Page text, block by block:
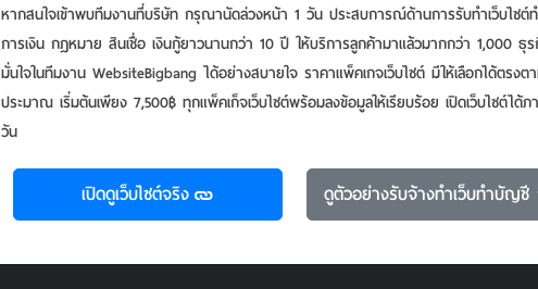
หากสนใจเข้าพบทีมงานที่บริษัท กรุณานัดล่วงหน้า 1 วัน ประสบการณ์ด้านการรับทําเว็บไซ
การเงิน กฎหมาย สินเชื่อ เงินกู้ยาวนานกว่า 10 ปี ให้บริการลูกค้ามาแล้วมากกว่า 1,000 ธุ
มั่นใจในทีมงาน WebsiteBigbang ได้อย่างสบายใจ ราคาแพ็คเกจเว็บไซต์ มีให้เลือกได้ตรงต
ประมาณ เริ่มต้นเพียง 7,500฿ ทุกแพ็คเก็จเว็บไซต์พร้อมลงข้อมูลให้เรียบร้อย เปิดเว็บไซต์ได้ภ
วัน
เปิดดูเว็บไซต์จริง ดูตัวอย่างรับจ้างทำเว็บทำบัญชี